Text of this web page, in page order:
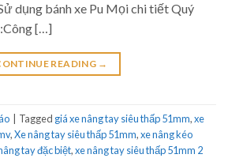
dụng bánh xe Pu Mọi chi tiết Quý
[…]
READING →
Tagged giá xe nâng tay siêu thấp 51mm,xe
,Xe nâng tay siêu thấp 51mm,xe nâng kéo
tay đặc biệt,xe nâng tay siêu thấp 51mm 2